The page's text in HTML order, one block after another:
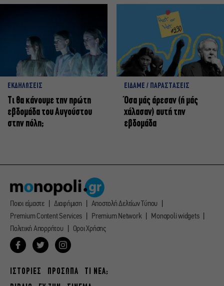
ΕΚΔΗΛΩΣΕΙΣ
Τι θα κάνουμε την πρώτη
εβδομάδα του Αυγούστου
στην πόλη;
ΕΙΔΑΜΕ / ΠΑΡΑΣΤΑΣΕΙΣ
Όσα μάς άρεσαν (ή μάς
χάλασαν) αυτή την
εβδομάδα
Ποιοι είμαστε Διαφήμιση
Αποστολή Δελτίων Τύπου
Premium Content Services
Premium Network
Monopoli widgets
Πολιτική Απορρήτου
Οροι Χρήσης
ΙΣΤΟΡΙΕΣ ΠΡΟΣΩΠΑ
ΤΙ ΝΕΑ;